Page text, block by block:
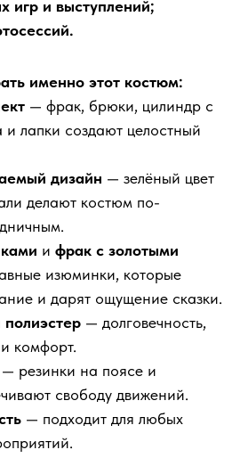
игр и выступлений;
именно этот костюм:
— фрак, брюки, цилиндр с
лапки создают целостный
дизайн — зелёный цвет
делают костюм по-
и фрак с золотыми
изюминки, которые
и дарят ощущение сказки.
— долговечность,
комфорт.
— резинки на поясе и
свободу движений.
— подходит для любых